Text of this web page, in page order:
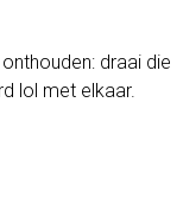
draai die
lol met elkaar.